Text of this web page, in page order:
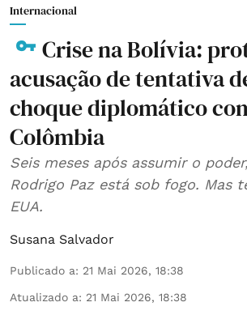
Internacional
Crise na Bolívia:
acusação de tentativa
choque diplomático
Colômbia
Seis meses após assumir o
Rodrigo Paz está sob fogo. Mas
EUA.
Susana Salvador
Publicado a: 21 Mai 2026, 18:38
Atualizado a: 21 Mai 2026, 18:38